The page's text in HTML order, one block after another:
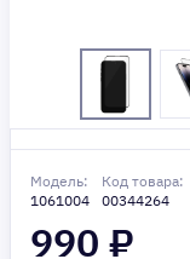
Модель:
1061004
Код товара:
00344264
990 ₽